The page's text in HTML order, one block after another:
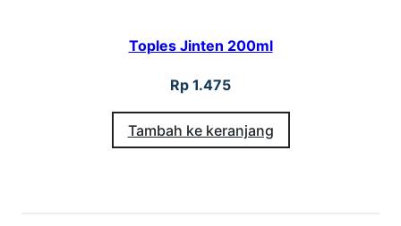
Toples Jinten 200ml
Rp 1.475
Tambah ke keranjang